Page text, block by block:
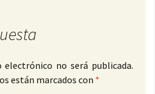
electrónico no será publicada.
están marcados con *